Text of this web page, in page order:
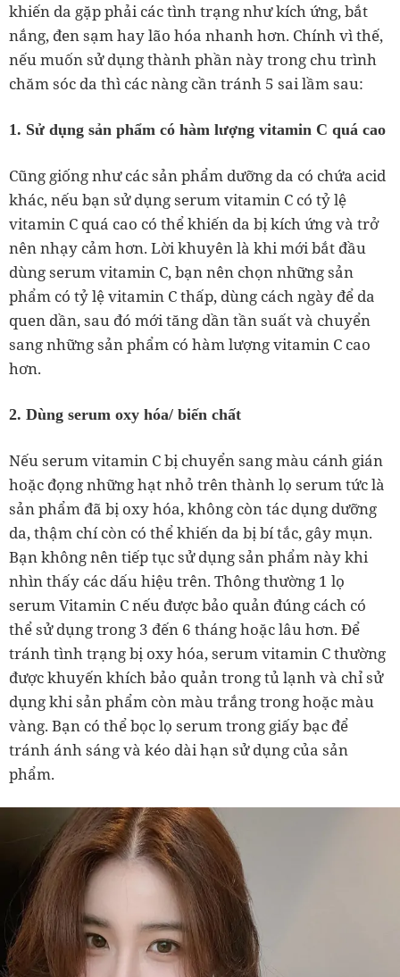
khiến da gặp phải các tình trạng như kích ứng, bắt
nắng, đen sạm hay lão hóa nhanh hơn. Chính vì thế,
nếu muốn sử dụng thành phần này trong chu trình
chăm sóc da thì các nàng cần tránh 5 sai lầm sau:
1. Sử dụng sản phẩm có hàm lượng vitamin C quá cao
Cũng giống như các sản phẩm dưỡng da có chứa acid
khác, nếu bạn sử dụng serum vitamin C có tỷ lệ
vitamin C quá cao có thể khiến da bị kích ứng và trở
nên nhạy cảm hơn. Lời khuyên là khi mới bắt đầu
dùng serum vitamin C, bạn nên chọn những sản
phẩm có tỷ lệ vitamin C thấp, dùng cách ngày để da
quen dần, sau đó mới tăng dần tần suất và chuyển
sang những sản phẩm có hàm lượng vitamin C cao
hơn.
2. Dùng serum oxy hóa/ biến chất
Nếu serum vitamin C bị chuyển sang màu cánh gián
hoặc đọng những hạt nhỏ trên thành lọ serum tức là
sản phẩm đã bị oxy hóa, không còn tác dụng dưỡng
da, thậm chí còn có thể khiến da bị bí tắc, gây mụn.
Bạn không nên tiếp tục sử dụng sản phẩm này khi
nhìn thấy các dấu hiệu trên. Thông thường 1 lọ
serum Vitamin C nếu được bảo quản đúng cách có
thể sử dụng trong 3 đến 6 tháng hoặc lâu hơn. Để
tránh tình trạng bị oxy hóa, serum vitamin C thường
được khuyến khích bảo quản trong tủ lạnh và chỉ sử
dụng khi sản phẩm còn màu trắng trong hoặc màu
vàng. Bạn có thể bọc lọ serum trong giấy bạc để
tránh ánh sáng và kéo dài hạn sử dụng của sản
phẩm.